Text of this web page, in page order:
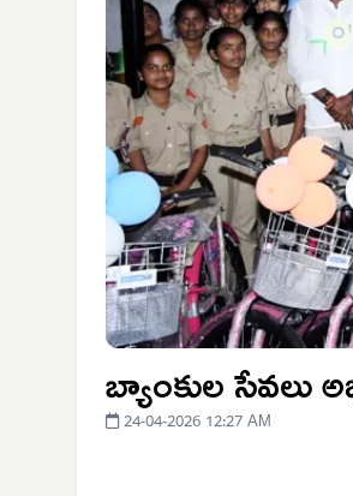
బ్యాంకుల
24-04-2026 12:27 AM